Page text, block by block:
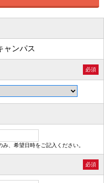
ャンパス
必須
、希望日時をご記入ください。
必須